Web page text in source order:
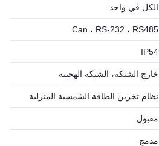
الكل في واحد
Can ، RS-232 ، RS485
IP54
خارج الشبكة، الشبكة الهجينة
نظام تخزين الطاقة الشمسية المنزلية
مقبول
مدمج